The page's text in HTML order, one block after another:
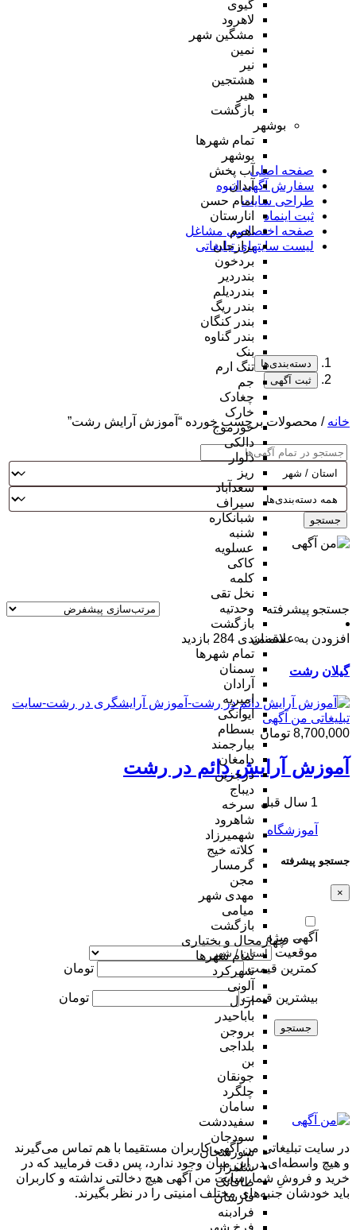
گیوی
لاهرود
مشگین شهر
نمین
نیر
هشتجین
هیر
بازگشت
بوشهر
تمام شهر‌ها
بوشهر
آب پخش
آبدان
امام حسن
انارستان
اهرم
برازجان
بردخون
بندردیر
بندردیلم
بندر ریگ
بندر کنگان
بندر گناوه
بنک
تنگ ارم
جم
چغادک
خارک
خورموج
دالکی
دلوار
ریز
سعدآباد
سیراف
شبانکاره
شنبه
عسلویه
کاکی
کلمه
نخل تقی
وحدتیه
بازگشت
سمنان
تمام شهر‌ها
سمنان
آرادان
امیریه
ایوانکی
بسطام
بیارجمند
دامغان
درجزین
دیباج
سرخه
شاهرود
شهمیرزاد
کلاته خیج
گرمسار
مجن
مهدی شهر
میامی
بازگشت
چهارمحال و بختیاری
تمام شهر‌ها
شهرکرد
آلونی
اردل
باباحیدر
بروجن
بلداجی
بن
جونقان
چلگرد
سامان
سفیددشت
سودجان
سورشجان
شلمزار
طاقانک
فارسان
فرادبنه
صفحه اصلی
سفارش آگهی انبوه
طراحی سایت
ثبت اینماد
صفحه اختصاصی مشاغل
لیست سایتهای تبلیغاتی
دسته‌بندی‌ها
ثبت آگهی
خانه / محصولات برچسب خورده “آموزش آرایش رشت”
جستجو
جستجو پیشرفته
افزودن به علاقه‌مندی 284 بازدید
گیلان رشت
8,700,000 تومان
آموزش آرایش دائم در رشت
1 سال قبل
آموزشگاه
جستجو پیشرفته
×
آگهی ویژه
موقعیت
کمترین قیمت
تومان
بیشترین قیمت تومان
جستجو
در سایت تبلیغاتی من آگهی کاربران مستقیما با هم تماس می‌گیرند
و هیچ واسطه‌ای در این میان وجود ندارد، پس دقت فرمایید که در
خرید و فروشِ شما، سایت من آگهی هیچ دخالتی نداشته و کاربران
باید خودشان جنبه‌های مختلف امنیتی را در نظر بگیرند.